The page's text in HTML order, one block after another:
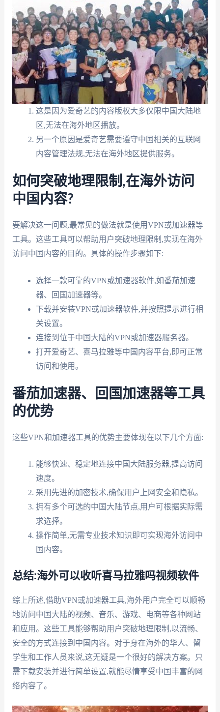
这是因为爱奇艺的内容版权大多仅限中国大陆地
区,无法在海外地区播放。
另一个原因是爱奇艺需要遵守中国相关的互联网
内容管理法规,无法在海外地区提供服务。
如何突破地理限制,在海外访问
中国内容?
要解决这一问题,最常见的做法就是使用VPN或加速器等
工具。这些工具可以帮助用户突破地理限制,实现在海外
访问中国内容的目的。具体的操作步骤如下:
选择一款可靠的VPN或加速器软件,如番茄加速
器、回国加速器等。
下载并安装VPN或加速器软件,并按照提示进行相
关设置。
连接到位于中国大陆的VPN或加速器服务器。
打开爱奇艺、喜马拉雅等中国内容平台,即可正常
访问和使用。
番茄加速器、回国加速器等工具
的优势
这些VPN和加速器工具的优势主要体现在以下几个方面:
能够快速、稳定地连接中国大陆服务器,提高访问
速度。
采用先进的加密技术,确保用户上网安全和隐私。
拥有多个可选的中国大陆节点,用户可根据实际需
求选择。
操作简单,无需专业技术知识即可实现海外访问中
国内容。
总结:海外可以收听喜马拉雅吗视频软件
综上所述,借助VPN或加速器工具,海外用户完全可以顺畅
地访问中国大陆的视频、音乐、游戏、电商等各种网站
和应用。这些工具能够帮助用户突破地理限制,以流畅、
安全的方式连接到中国内容。对于身在海外的华人、留
学生和工作人员来说,这无疑是一个很好的解决方案。只
需下载安装并进行简单设置,就能尽情享受中国丰富的网
络内容了。